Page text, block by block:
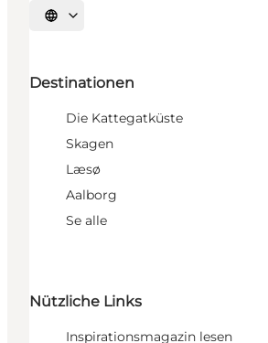
Sprache auswählen
Destinationen
Die Kattegatküste
Skagen
Læsø
Aalborg
Se alle
Nützliche Links
Inspirationsmagazin lesen